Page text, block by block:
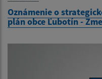
Oznámenie o
plán obce Ľubotín -